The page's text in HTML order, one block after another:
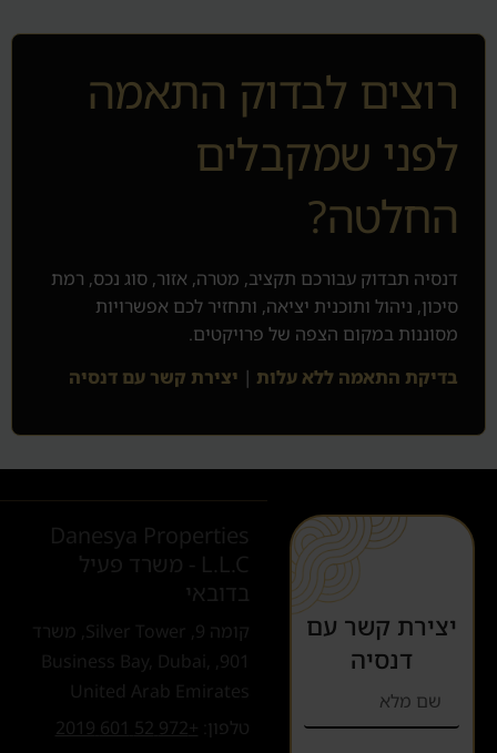
רוצים לבדוק התאמה
לפני שמקבלים
החלטה?
דנסיה תבדוק עבורכם תקציב, מטרה, אזור, סוג נכס, רמת
סיכון, ניהול ותוכנית יציאה, ותחזיר לכם אפשרויות
מסוננות במקום הצפה של פרויקטים.
בדיקת התאמה ללא עלות | יצירת קשר עם דנסיה
יצירת קשר עם
דנסיה
Danesya Properties
L.L.C - משרד פעיל
בדובאי
קומה 9, Silver Tower, משרד
901, Business Bay, Dubai,
United Arab Emirates
טלפון:
+972 52 601 2019